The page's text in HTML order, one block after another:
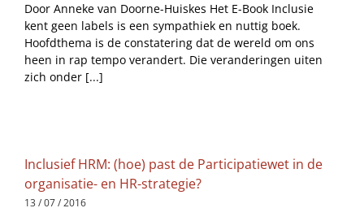
Door Anneke van Doorne-Huiskes Het E-Book Inclusie
kent geen labels is een sympathiek en nuttig boek.
Hoofdthema is de constatering dat de wereld om ons
heen in rap tempo verandert. Die veranderingen uiten
zich onder [...]
Inclusief HRM: (hoe) past de Participatiewet in de
organisatie- en HR-strategie?
13 / 07 / 2016